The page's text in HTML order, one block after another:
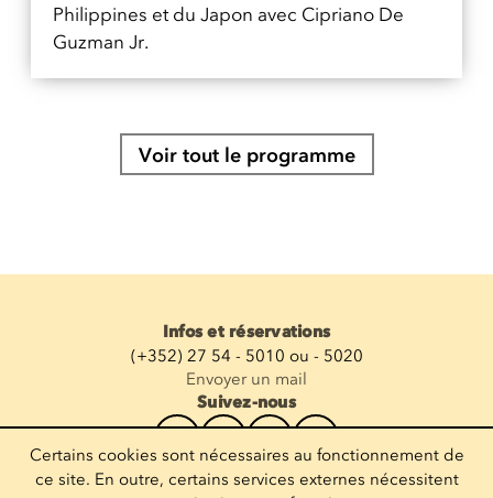
Philippines et du Japon avec Cipriano De
Guzman Jr.
Voir tout le programme
Infos et réservations
(+352) 27 54 - 5010 ou - 5020
Envoyer un mail
Suivez-nous
Recevoir la newsletter
Certains cookies sont nécessaires au fonctionnement de
ce site. En outre, certains services externes nécessitent